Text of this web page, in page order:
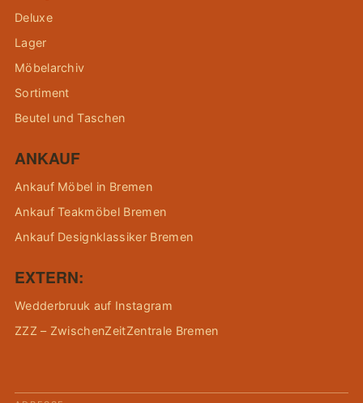
Deluxe
Lager
Möbelarchiv
Sortiment
Beutel und Taschen
ANKAUF
Ankauf Möbel in Bremen
Ankauf Teakmöbel Bremen
Ankauf Designklassiker Bremen
EXTERN:
Wedderbruuk auf Instagram
ZZZ – ZwischenZeitZentrale Bremen